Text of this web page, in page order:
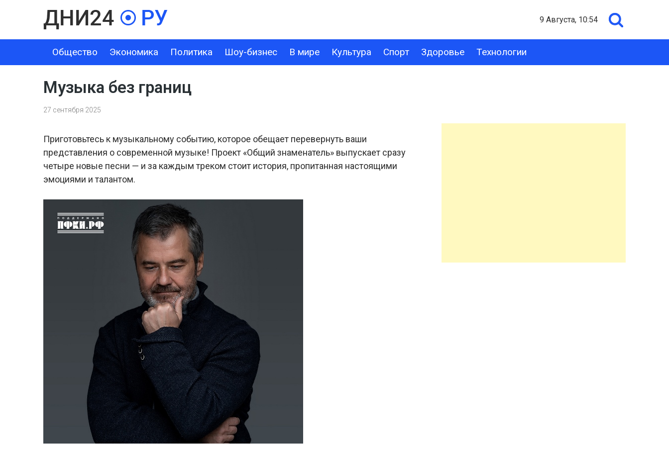
9 Августа, 10:54
Общество Экономика Политика Шоу-бизнес В мире Культура Спорт Здоровье Технологии
ЭКОНОМИКА ПОЛИТИКА ШОУ-БИЗНЕС В МИРЕ КУЛЬТУРА СПОРТ ЗДОРОВЬЕ ТЕХНОЛОГИИ
Музыка без границ
27 сентября 2025
Приготовьтесь к музыкальному событию, которое обещает перевернуть ваши
представления о современной музыке! Проект «Общий знаменатель» выпускает сразу
четыре новые песни — и за каждым треком стоит история, пропитанная настоящими
эмоциями и талантом.